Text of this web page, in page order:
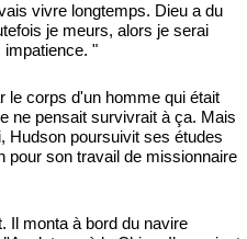
vivre longtemps. Dieu a du
je meurs, alors je serai
impatience. "
le corps d'un homme qui était
ne pensait survivrait à ça. Mais
Hudson poursuivit ses études
pour son travail de missionnaire
Il monta à bord du navire